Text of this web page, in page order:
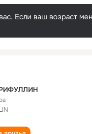
Если ваш возраст